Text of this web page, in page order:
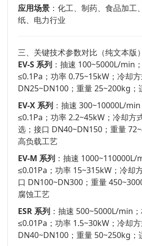
应用场景 ：化工、制药、食品加工
纸、电力行业
三、关键技术参数对比（纯文本版）
EV-S 系列 ：抽速 100~5000L/min
≤0.1Pa；功率 0.75~15kW；冷却
DN25~DN100；重量 25~200kg；
EV-X 系列 ：抽速 300~10000L/
≤0.1Pa；功率 2.2~45kW；冷却方
选；接口 DN40~DN150；重量
高负载工艺
EV-M 系列 ：抽速 1000~110000L/
≤0.01Pa；功率 15~315kW；冷却
口 DN100~DN300；重量
腐蚀工艺
ESR 系列 ：抽速 500~5000L/min
≤0.01Pa；功率 1.5~30kW；冷却
DN40~DN100；重量 50~250kg；